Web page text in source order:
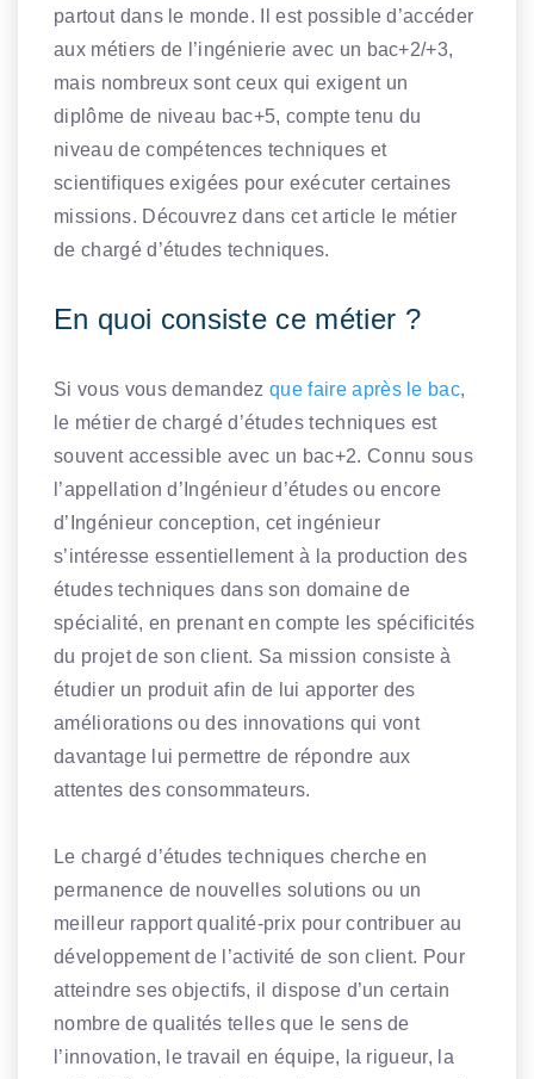
partout dans le monde. Il est possible d’accéder
aux métiers de l’ingénierie avec un bac+2/+3,
mais nombreux sont ceux qui exigent un
diplôme de niveau bac+5, compte tenu du
niveau de compétences techniques et
scientifiques exigées pour exécuter certaines
missions. Découvrez dans cet article le métier
de chargé d’études techniques.
En quoi consiste ce métier ?
Si vous vous demandezque faire après le bac,
le métier de chargé d’études techniques est
souvent accessible avec un bac+2. Connu sous
l’appellation d’Ingénieur d’études ou encore
d’Ingénieur conception, cet ingénieur
s’intéresse essentiellement à la production des
études techniques dans son domaine de
spécialité, en prenant en compte les spécificités
du projet de son client. Sa mission consiste à
étudier un produit afin de lui apporter des
améliorations ou des innovations qui vont
davantage lui permettre de répondre aux
attentes des consommateurs.
Le chargé d’études techniques cherche en
permanence de nouvelles solutions ou un
meilleur rapport qualité-prix pour contribuer au
développement de l’activité de son client. Pour
atteindre ses objectifs, il dispose d’un certain
nombre de qualités telles que le sens de
l’innovation, le travail en équipe, la rigueur, la